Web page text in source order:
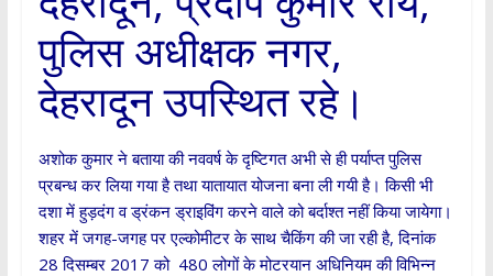
पुलिस अधीक्षक नगर,
देहरादून उपस्थित रहे।
अशोक कुमार ने बताया की नववर्ष के दृष्टिगत अभी से ही पर्याप्त पुलिस
प्रबन्ध कर लिया गया है तथा यातायात योजना बना ली गयी है। किसी भी
दशा में हुड़दंग व ड्रंकन ड्राइविंग करने वाले को बर्दाश्त नहीं किया जायेगा।
शहर में जगह-जगह पर एल्कोमीटर के साथ चैकिंग की जा रही है, दिनांक
28 दिसम्बर 2017 को 480 लोगों के मोटरयान अधिनियम की विभिन्न